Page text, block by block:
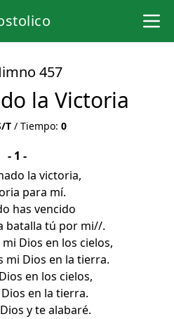
457
la Victoria
T/ Tiempo: 0
- 1 -
la victoria,
para mí.
has vencido
batalla tú por mi//.
Dios en los cielos,
mi Dios en la tierra.
en los cielos,
en la tierra.
y te alabaré.